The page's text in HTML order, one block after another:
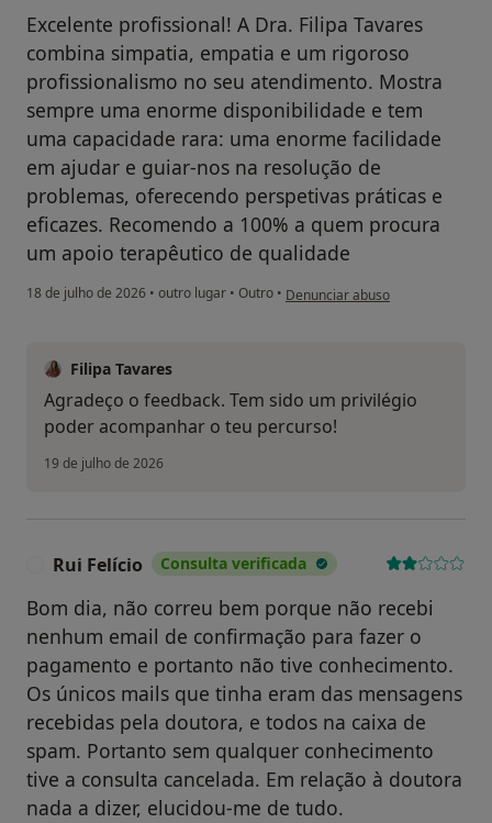
Excelente profissional! A Dra. Filipa Tavares
combina simpatia, empatia e um rigoroso
profissionalismo no seu atendimento. Mostra
sempre uma enorme disponibilidade e tem
uma capacidade rara: uma enorme facilidade
em ajudar e guiar-nos na resolução de
problemas, oferecendo perspetivas práticas e
eficazes. Recomendo a 100% a quem procura
um apoio terapêutico de qualidade
18 de julho de 2026 • outro lugar • Outro • na opinião do utilizador FB
Denunciar abuso
Filipa Tavares
Agradeço o feedback. Tem sido um privilégio
poder acompanhar o teu percurso!
19 de julho de 2026
Rui Felício Consulta verificada
Bom dia, não correu bem porque não recebi
nenhum email de confirmação para fazer o
pagamento e portanto não tive conhecimento.
Os únicos mails que tinha eram das mensagens
recebidas pela doutora, e todos na caixa de
spam. Portanto sem qualquer conhecimento
tive a consulta cancelada. Em relação à doutora
nada a dizer, elucidou-me de tudo.